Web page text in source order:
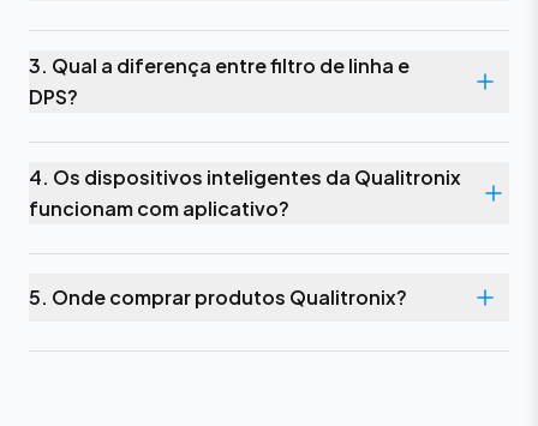
3. Qual a diferença entre filtro de linha e
DPS?
4. Os dispositivos inteligentes da Qualitronix
funcionam com aplicativo?
5. Onde comprar produtos Qualitronix?